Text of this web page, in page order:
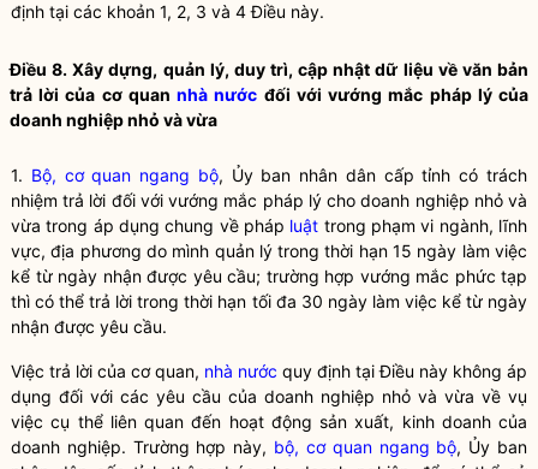
định tại các khoản 1, 2, 3 và 4 Điều này.
Điều 8. Xây dựng, quản lý, duy trì, cập nhật dữ liệu về văn bản
trả lời của cơ quannhà nước đối với vướng mắc pháp lý của
doanh nghiệp nhỏ và vừa
1. Bộ, cơ quan ngang bộ, Ủy ban nhân dân cấp tỉnh có trách
nhiệm trả lời đối với vướng mắc pháp lý cho doanh nghiệp nhỏ và
vừa trong áp dụng chung về pháp luật trong phạm vi ngành, lĩnh
vực, địa phương do mình quản lý trong thời hạn 15 ngày làm việc
kể từ ngày nhận được yêu cầu; trường hợp vướng mắc phức tạp
thì có thể trả lời trong thời hạn tối đa 30 ngày làm việc kể từ ngày
nhận được yêu cầu.
Việc trả lời của cơ quan, nhà nước quy định tại Điều này không áp
dụng đối với các yêu cầu của doanh nghiệp nhỏ và vừa về vụ
việc cụ thể liên quan đến hoạt động sản xuất, kinh doanh của
doanh nghiệp. Trường hợp này, bộ, cơ quan ngang bộ, Ủy ban